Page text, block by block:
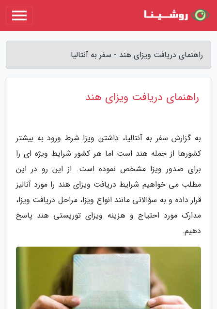
راهنمای دریافت ویزای هند - سفر به آنتالیا
راهنمای دریافت ویزای هند
به گزارش سفر به آنتالیا، داشتن ویزا شرط ورود به بیشتر
کشورها از جمله هند است اما هر کشور شرایط ویژه ای را
برای صدور ویزا مشخص نموده است. از این رو در این
مطلب می خواهیم شرایط دریافت ویزای هند را مورد آنالیز
قرار داده و به سؤالاتی مانند انواع ویزا، مراحل دریافت ویزا،
مدارک مورد احتیاج و هزینه ویزای توریستی هند پاسخ
دهیم.